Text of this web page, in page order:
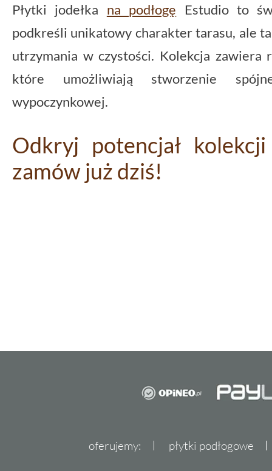
Płytki jodełka na podłogę Estudio to
podkreśli unikatowy charakter tarasu, ale
utrzymania w czystości. Kolekcja zawiera
które umożliwiają stworzenie
wypoczynkowej.
Odkryj potencjał
zamów już dziś!
oferujemy: płytki podłogowe